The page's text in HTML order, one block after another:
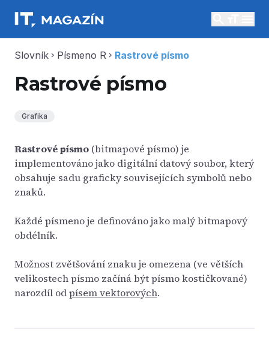
Slovník chevron_right Písmeno R chevron_right Rastrové písmo
Rastrové písmo
Grafika
Rastrové písmo (bitmapové písmo) je
implementováno jako digitální datový soubor, který
obsahuje sadu graficky souvisejících symbolů nebo
znaků.
Každé písmeno je definováno jako malý bitmapový
obdélník.
Možnost zvětšování znaku je omezena (ve větších
velikostech písmo začíná být písmo kostičkované)
narozdíl odpísem vektorových.